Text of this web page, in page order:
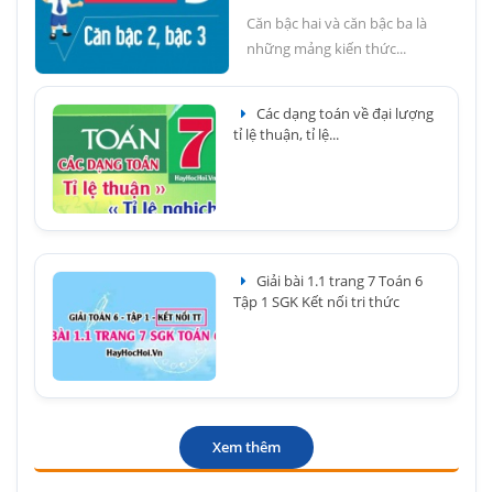
Căn bậc hai và căn bậc ba là
những mảng kiến thức...
Các dạng toán về đại lượng
tỉ lệ thuận, tỉ lệ...
Giải bài 1.1 trang 7 Toán 6
Tập 1 SGK Kết nối tri thức
Xem thêm